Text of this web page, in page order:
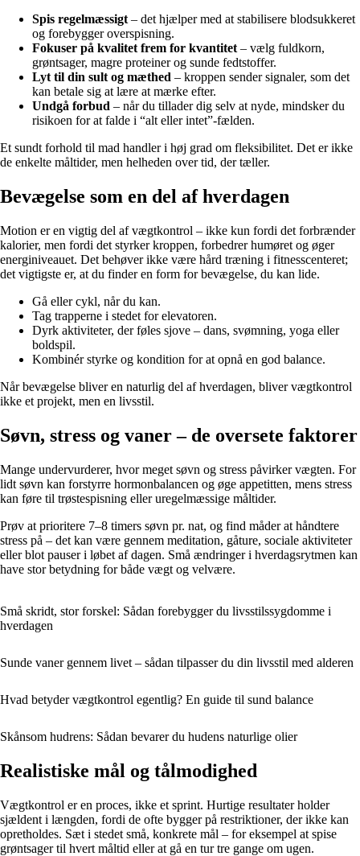
Spis regelmæssigt– det hjælper med at stabilisere blodsukkeret
og forebygger overspisning.
Fokuser på kvalitet frem for kvantitet– vælg fuldkorn,
grøntsager, magre proteiner og sunde fedtstoffer.
Lyt til din sult og mæthed – kroppen sender signaler, som det
kan betale sig at lære at mærke efter.
Undgå forbud – når du tillader dig selv at nyde, mindsker du
risikoen for at falde i “alt eller intet”-fælden.
Et sundt forhold til mad handler i høj grad om fleksibilitet. Det er ikke
de enkelte måltider, men helheden over tid, der tæller.
Bevægelse som en del af hverdagen
Motion er en vigtig del af vægtkontrol – ikke kun fordi det forbrænder
kalorier, men fordi det styrker kroppen, forbedrer humøret og øger
energiniveauet. Det behøver ikke være hård træning i fitnesscenteret;
det vigtigste er, at du finder en form for bevægelse, du kan lide.
Gå eller cykl, når du kan.
Tag trapperne i stedet for elevatoren.
Dyrk aktiviteter, der føles sjove – dans, svømning, yoga eller
boldspil.
Kombinér styrke og kondition for at opnå en god balance.
Når bevægelse bliver en naturlig del af hverdagen, bliver vægtkontrol
ikke et projekt, men en livsstil.
Søvn, stress og vaner – de oversete faktorer
Mange undervurderer, hvor meget søvn og stress påvirker vægten. For
lidt søvn kan forstyrre hormonbalancen og øge appetitten, mens stress
kan føre til trøstespisning eller uregelmæssige måltider.
Prøv at prioritere 7–8 timers søvn pr. nat, og find måder at håndtere
stress på – det kan være gennem meditation, gåture, sociale aktiviteter
eller blot pauser i løbet af dagen. Små ændringer i hverdagsrytmen kan
have stor betydning for både vægt og velvære.
Små skridt, stor forskel: Sådan forebygger du livsstilssygdomme i
hverdagen
Sunde vaner gennem livet – sådan tilpasser du din livsstil med alderen
Hvad betyder vægtkontrol egentlig? En guide til sund balance
Skånsom hudrens: Sådan bevarer du hudens naturlige olier
Realistiske mål og tålmodighed
Vægtkontrol er en proces, ikke et sprint. Hurtige resultater holder
sjældent i længden, fordi de ofte bygger på restriktioner, der ikke kan
opretholdes. Sæt i stedet små, konkrete mål – for eksempel at spise
grøntsager til hvert måltid eller at gå en tur tre gange om ugen.